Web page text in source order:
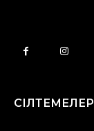
СІЛТЕМЕЛЕР